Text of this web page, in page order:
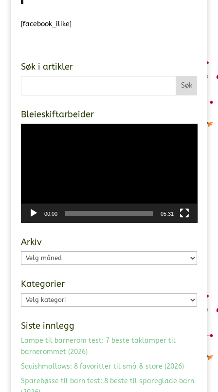
[facebook_ilike]
Søk i artikler
Bleieskiftarbeider
00:00 05:31
Arkiv
Arkiv
Kategorier
Kategorier
Siste innlegg
Lampe til barnerom test: 7 beste taklamper til
barnerommet (2026)
Squishmallows: 8 favoritter til små & store (2026)
Sparebøsse til barn test: 8 beste til spareglade barn